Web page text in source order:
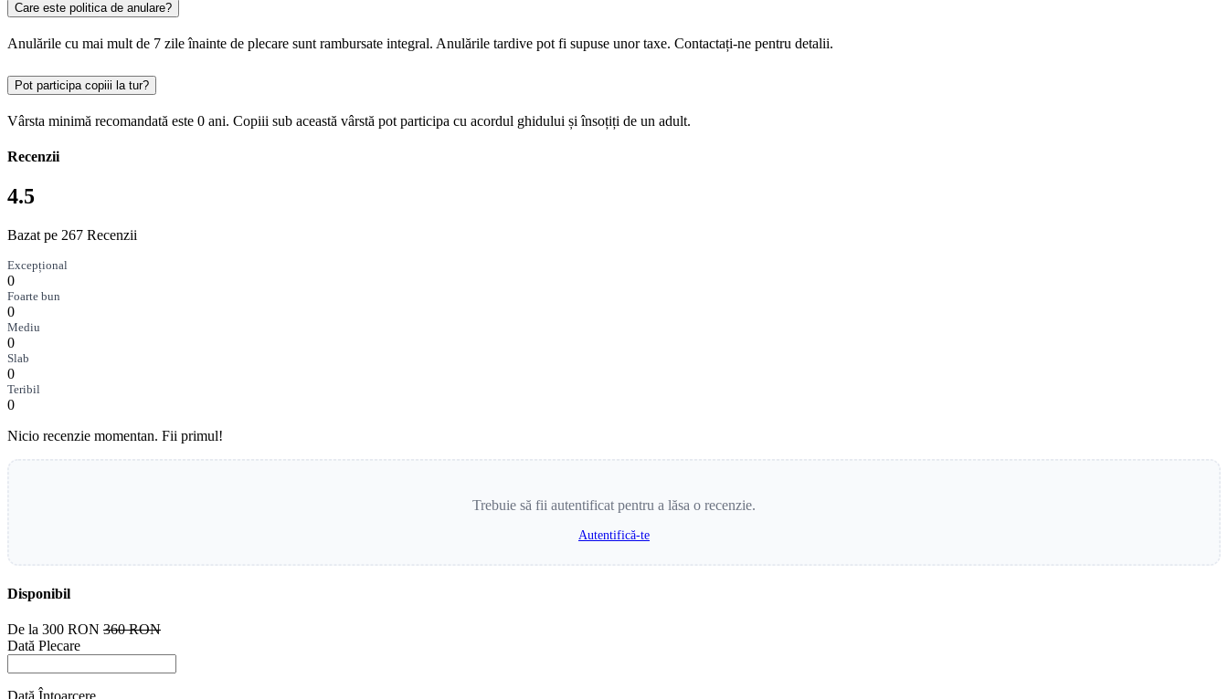
Care este politica de anulare?
Anulările cu mai mult de 7 zile înainte de plecare sunt rambursate integral. Anulările tardive pot fi supuse unor taxe. Contactați-ne pentru detalii.
Pot participa copiii la tur?
Vârsta minimă recomandată este 0 ani. Copiii sub această vârstă pot participa cu acordul ghidului și însoțiți de un adult.
Recenzii
4.5
Bazat pe 267 Recenzii
Excepțional
0
Foarte bun
0
Mediu
0
Slab
0
Teribil
0
Nicio recenzie momentan. Fii primul!
Trebuie să fii autentificat pentru a lăsa o recenzie.
Autentifică-te
Disponibil
De la 300 RON 360 RON
Dată Plecare
Dată Întoarcere